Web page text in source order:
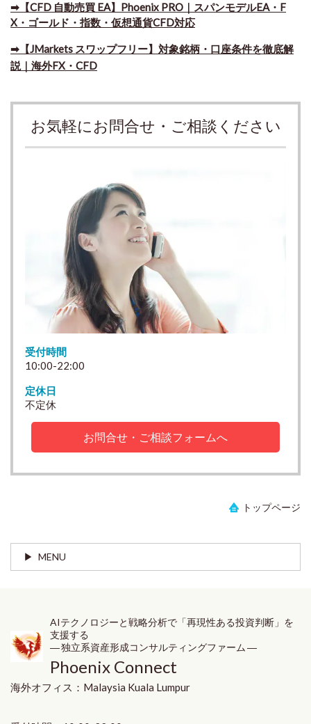
➡​【CFD 自動売買 EA】Phoenix PRO｜スパンモデルEA・F
X・ゴールド・指数・仮想通貨CFD対応
➡​【JMarkets スワップフリー】対象銘柄・口座条件を徹底解
説｜海外FX・CFD
お気軽にお問合せ・ご相談ください
受付時間
10:00-22:00
定休日
不定休
お問合せ・ご相談フォームへ
トップページ
MENU
AIテクノロジーと戦略分析で「再現性ある投資判断」を
支援する
― 独立系資産形成コンサルティングファーム ―
Phoenix Connect
海外オフィス： Malaysia Kuala Lumpur